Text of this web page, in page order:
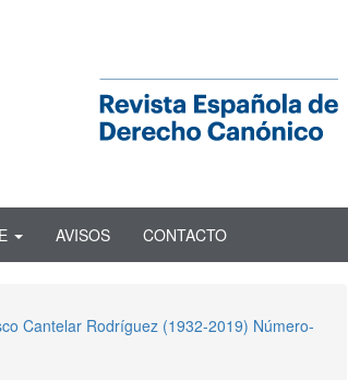
AVISOS CONTACTO
Cantelar Rodríguez (1932-2019) Número-